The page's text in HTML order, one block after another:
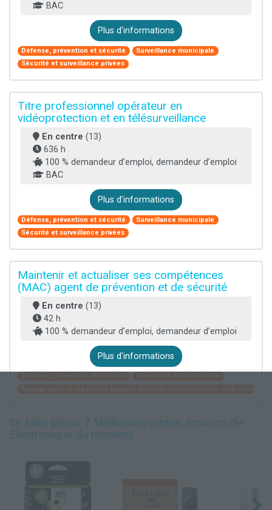
BAC
Plus d'informations
Défense, prévention et sécurité
Surveillance municipale
Sécurité et surveillance privées
Titre professionnel opérateur en
vidéoprotection et en télésurveillance
En centre (13)
636 h
100 % demandeur d’emploi, demandeur d’emploi
BAC
Plus d'informations
Défense, prévention et sécurité
Surveillance municipale
Sécurité et surveillance privées
Maintenir et actualiser ses compétences
(MAC) agent de prévention et de sécurité
En centre (13)
42 h
100 % demandeur d’emploi, demandeur d’emploi
Plus d'informations
Se faire plaisir ? Meilleures ventes Amazon de
Électronique du moment :